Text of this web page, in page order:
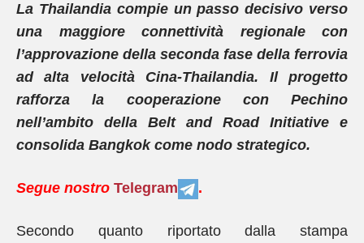
La Thailandia compie un passo decisivo verso
una maggiore connettività regionale con
l’approvazione della seconda fase della ferrovia
ad alta velocità Cina-Thailandia. Il progetto
rafforza la cooperazione con Pechino
nell’ambito della Belt and Road Initiative e
consolida Bangkok come nodo strategico.
Segue nostro Telegram .
Secondo quanto riportato dalla stampa